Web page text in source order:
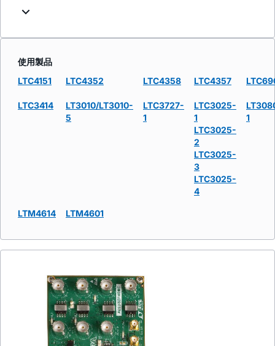
使用製品
LTC4151
LTC4352 LTC4358 LTC4357
LTC3414
LT3010/LT3010-
5
LTC3727-
1
LTC3025-
1
LTC3025-
2
LTC3025-
3
LTC3025-
4
1
LTM4614 LTM4601